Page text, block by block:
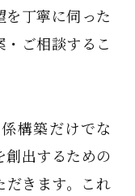
丁寧に伺った
ご相談するこ
構築だけでな
創出するための
だきます。これ